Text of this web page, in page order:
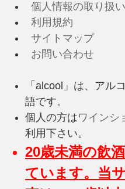
個人情報の取り扱
利用規約
サイトマップ
お問い合わせ
「alcool」は、アル
語です。
個人の方はワインシ
利用下さい。
20歳未満の飲
ています。当